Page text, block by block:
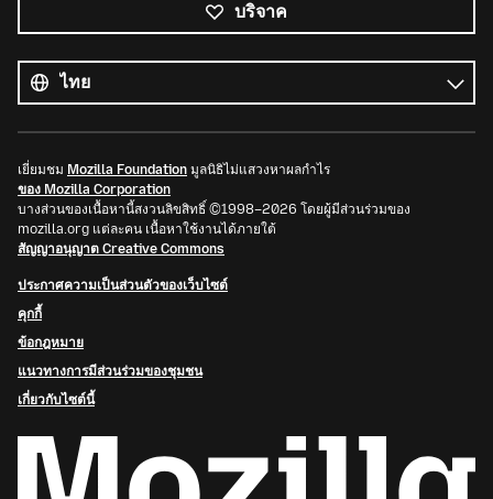
บริจาค
ทั้งหมด
ภาษา
เยี่ยมชม Mozilla Foundation มูลนิธิไม่แสวงหาผลกำไร
ของ Mozilla Corporation
บางส่วนของเนื้อหานี้สงวนลิขสิทธิ์ ©1998–2026 โดยผู้มีส่วนร่วมของ
mozilla.org แต่ละคน เนื้อหาใช้งานได้ภายใต้
สัญญาอนุญาต Creative Commons
ประกาศความเป็นส่วนตัวของเว็บไซต์
คุกกี้
ข้อกฎหมาย
แนวทางการมีส่วนร่วมของชุมชน
เกี่ยวกับไซต์นี้